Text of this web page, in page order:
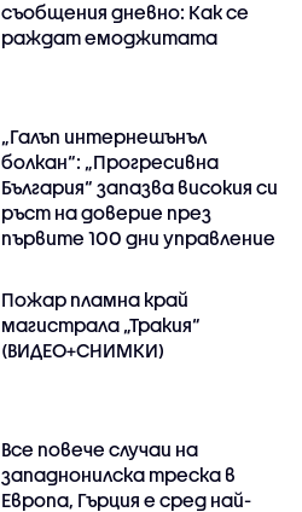
съобщения дневно: Как се
раждат емоджитата
„Галъп интернешънъл
болкан“: „Прогресивна
България“ запазва високия си
ръст на доверие през
първите 100 дни управление
Пожар пламна край
магистрала „Тракия“
(ВИДЕО+СНИМКИ)
Все повече случаи на
западнонилска треска в
Европа, Гърция е сред най-